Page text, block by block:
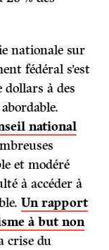
nationale sur
fédéral s’est
dollars à des
national
et modéré
à accéder à
Un rapport
à but non
crise du